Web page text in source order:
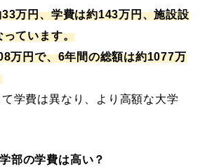
万円、学費は約143万円、施設設
っています。
万円で、6年間の総額は約1077万
学費は異なり、より高額な大学
部の学費は高い？